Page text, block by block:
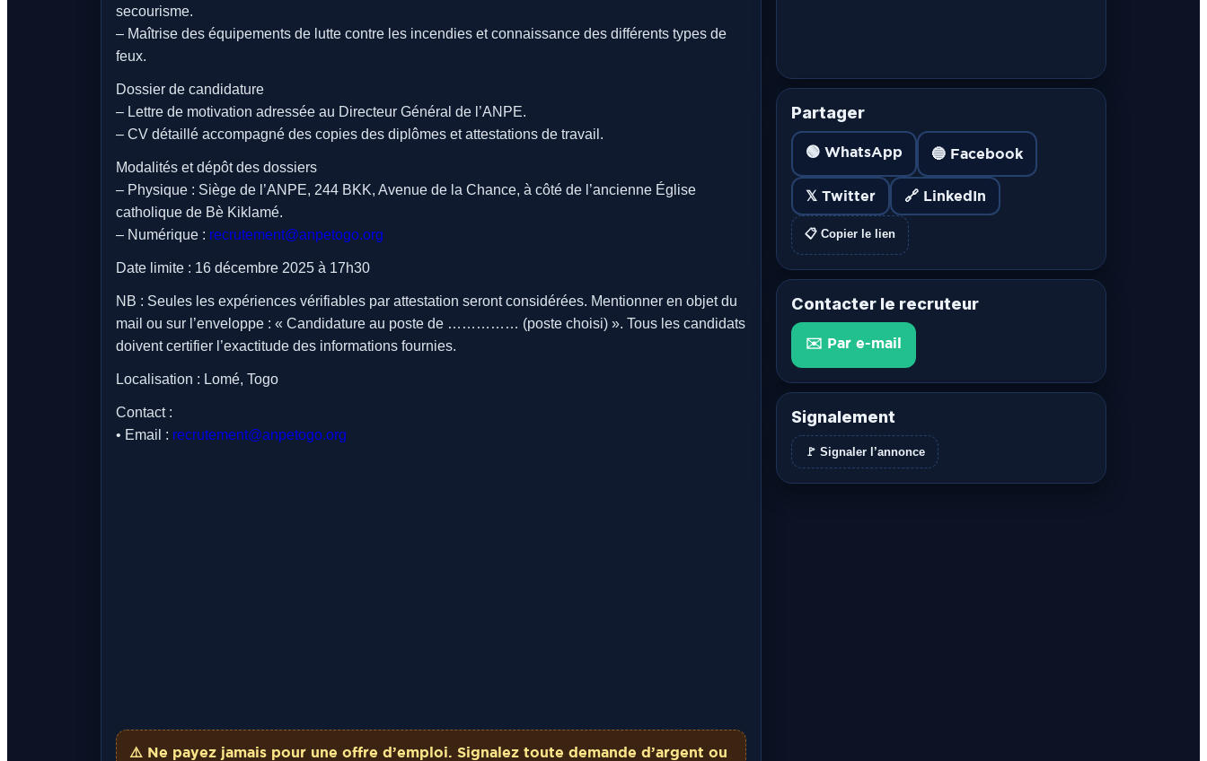
secourisme.
– Maîtrise des équipements de lutte contre les incendies et connaissance des différents types de
feux.
Dossier de candidature
– Lettre de motivation adressée au Directeur Général de l’ANPE.
– CV détaillé accompagné des copies des diplômes et attestations de travail.
Modalités et dépôt des dossiers
– Physique : Siège de l’ANPE, 244 BKK, Avenue de la Chance, à côté de l’ancienne Église
catholique de Bè Kiklamé.
– Numérique : recrutement@anpetogo.org
Date limite : 16 décembre 2025 à 17h30
NB : Seules les expériences vérifiables par attestation seront considérées. Mentionner en objet du
mail ou sur l’enveloppe : « Candidature au poste de …………… (poste choisi) ». Tous les candidats
doivent certifier l’exactitude des informations fournies.
Localisation : Lomé, Togo
Contact :
• Email : recrutement@anpetogo.org
⚠️ Ne payez jamais pour une offre d’emploi. Signalez toute demande d’argent ou
Partager
🟢 WhatsApp 🔵 Facebook
𝕏 Twitter 🔗 LinkedIn
📋 Copier le lien
Contacter le recruteur
✉️ Par e-mail
Signalement
🚩 Signaler l’annonce